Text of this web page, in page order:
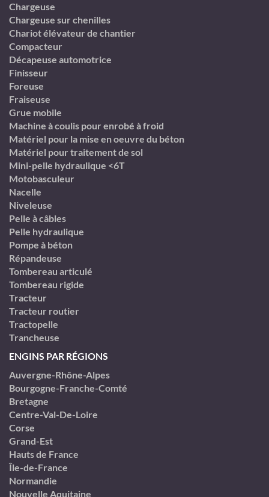
Chargeuse
Chargeuse sur chenilles
Chariot élévateur de chantier
Compacteur
Décapeuse automotrice
Finisseur
Foreuse
Fraiseuse
Grue mobile
Machine à coulis pour enrobé à froid
Matériel pour la mise en oeuvre du béton
Matériel pour traitement de sol
Mini-pelle hydraulique <6T
Motobasculeur
Nacelle
Niveleuse
Pelle à câbles
Pelle hydraulique
Pompe à béton
Répandeuse
Tombereau articulé
Tombereau rigide
Tracteur
Tracteur routier
Tractopelle
Trancheuse
ENGINS PAR RÉGIONS
Auvergne-Rhône-Alpes
Bourgogne-Franche-Comté
Bretagne
Centre-Val-De-Loire
Corse
Grand-Est
Hauts de France
Île-de-France
Normandie
Nouvelle Aquitaine